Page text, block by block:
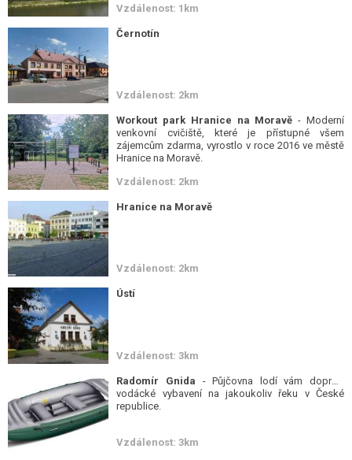
Vzdálenost: 1km
Černotín
Vzdálenost: 2km
Workout park Hranice na Moravě - Moderní
venkovní cvičiště, které je přístupné všem
zájemcům zdarma, vyrostlo v roce 2016 ve městě
Hranice na Moravě.
Vzdálenost: 2km
Hranice na Moravě
Vzdálenost: 2km
Ústí
Vzdálenost: 3km
Radomír Gnida - Půjčovna lodí vám dopraví
vodácké vybavení na jakoukoliv řeku v České
republice.
Vzdálenost: 3km